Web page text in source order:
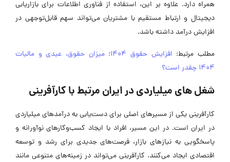
همراه دارد. علاوه بر این، استفاده از فناوری اطلاعات برای بازاریابی
دیجیتال و ارتباط مستقیم با مشتریان می‌تواند سهم قابل‌توجهی در
افزایش درآمد داشته باشد.
مطلب مرتبط:
افزایش حقوق 1404؛ میزان حقوق، عیدی و مالیات
1404 چقدر است؟
شغل های میلیاردی در ایران مرتبط با کارآفرینی
کارآفرینی یکی از مسیرهای اصلی برای دست‌یابی به درآمدهای میلیاردی
در ایران است. در این مسیر، افراد با ایجاد کسب‌وکارهای نوآورانه و
پاسخگویی به نیازهای بازار، فرصت‌های جدیدی برای رشد و توسعه
اقتصادی ایجاد می‌کنند. کارآفرینی می‌تواند در زمینه‌های متنوعی مانند